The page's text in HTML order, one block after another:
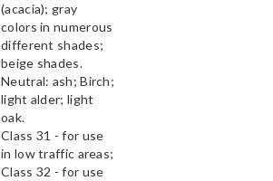
(acacia); gray
colors in numerous
different shades;
beige shades.
Neutral: ash; Birch;
light alder; light
oak.
Class 31 - for use
in low traffic areas;
Class 32 - for use